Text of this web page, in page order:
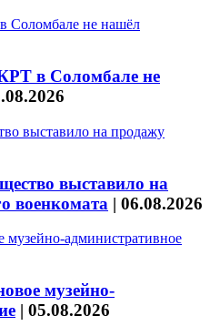
в Соломбале не
выставило на
военкомата | 06.08.2026
музейно-
| 05.08.2026